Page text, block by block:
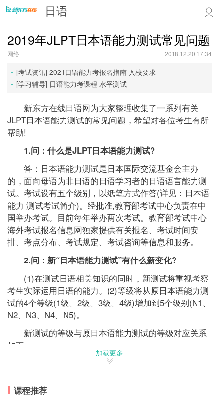
日语
2019年JLPT日本语能力测试常见问题
网络 2018.12.20 17:34
[考试资讯] 2021日语能力考报名指南 入校要求
[学习辅导] 日语能力考课程 水平测试
新东方在线日语网为大家整理收集了一系列有关
JLPT日本语能力测试的常见问题，希望对各位考生有所
帮助!
1.问：什么是JLPT日本语能力测试?
答：日本语能力测试是日本国际交流基金会主办
的，面向母语为非日语的日语学习者的日语语言能力测
试。考试设有五个级别，以纸笔方式作答(详见：日本语
能力 测试考试简介)。经批准,教育部考试中心负责在中
国举办考试。目前每年举办两次考试。教育部考试中心
海外考试报名信息网独家提供有关报名、考试时间安
排、考点分布、考试规定、考试咨询等信息和服务。
2.问：新“日本语能力测试”有什么新变化?
(1)在测试日语相关知识的同时，新测试将重视考察
考生实际运用日语的能力。(2)等级将从原日本语能力测
试的4个等级(1级、2级、3级、4级)增加到5个级别(N1、
N2、N3、N4、N5)。
新测试的等级与原日本语能力测试的等级对应关系
如下：
但及格线基本相同。
加载更多
课程推荐